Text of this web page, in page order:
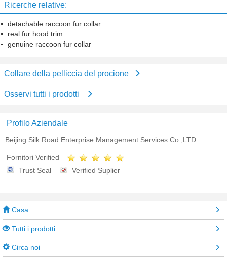
Ricerche relative:
detachable raccoon fur collar
real fur hood trim
genuine raccoon fur collar
Collare della pelliccia del procione
Osservi tutti i prodotti
Profilo Aziendale
Beijing Silk Road Enterprise Management Services Co.,LTD
Fornitori Verified
Trust Seal
Verified Suplier
Casa
Tutti i prodotti
Circa noi